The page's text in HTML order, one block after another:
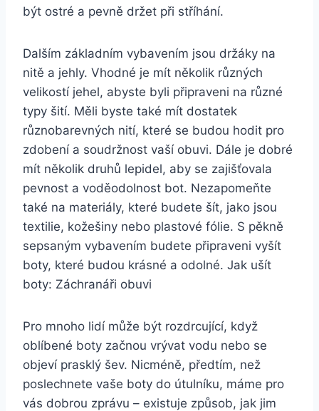
být ostré‍ a‍ pevně držet ⁢při ​stříhání.
Dalším základním vybavením jsou držáky na
nitě a jehly. Vhodné je mít několik různých
velikostí ⁤jehel, abyste byli připraveni ‌na různé
typy šití. Měli byste také mít dostatek
různobarevných nití, které se budou hodit pro
zdobení a soudržnost vaší obuvi. Dále je dobré
mít několik druhů lepidel, aby se ‌zajišťovala
pevnost a voděodolnost ‌bot. Nezapomeňte ​
také na materiály, které budete šít, jako jsou
textilie, kožešiny nebo plastové fólie. S pěkně
sepsaným vybavením budete připraveni vyšít
boty, které budou krásné a odolné. Jak ušít
boty: Záchranáři obuvi
Pro⁢ mnoho lidí může být rozdrcující, když
oblíbené boty začnou vrývat vodu nebo se‌
objeví prasklý šev. ⁢Nicméně, předtím, než
poslechnete vaše boty do ‍útulníku, máme pro
vás dobrou zprávu – existuje způsob, jak‍ jim